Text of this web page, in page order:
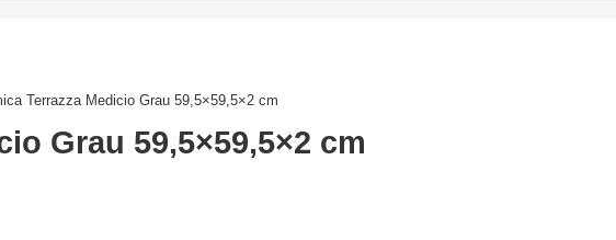
Terrazza Medicio Grau 59,5×59,5×2 cm
Grau 59,5×59,5×2 cm